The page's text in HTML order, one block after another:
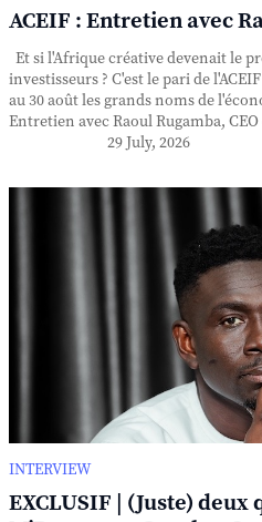
ACEIF : Entretien avec
Et si l'Afrique créative devenait le
investisseurs ? C'est le pari de
au 30 août les grands noms de
Entretien avec Raoul Rugamba,
29 July, 2026
INTERVIEW
EXCLUSIF | (Juste) deux